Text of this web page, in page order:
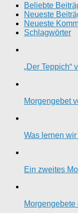
Beliebte
Neueste
Neueste
Schlagwörter
„Der Teppich“
Morgengebet
Was lernen
Ein zweites
Morgengebete